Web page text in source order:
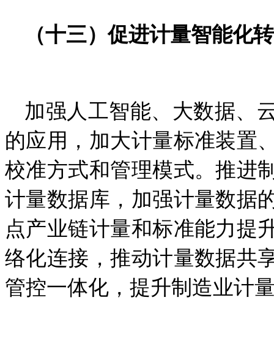
（十三）促进计量智能化
加强人工智能、大数据、
的应用，加大计量标准装置
校准方式和管理模式。推进
计量数据库，加强计量数据
点产业链计量和标准能力提
络化连接，推动计量数据共
管控一体化，提升制造业计